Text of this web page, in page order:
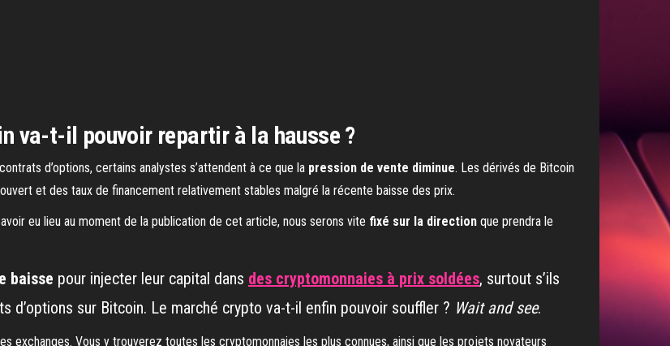
va-t-il pouvoir repartir à la hausse ?
d’options, certains analystes s’attendent à ce que la pression de vente diminue. Les dérivés de Bitcoin
et des taux de financement relativement stables malgré la récente baisse des prix.
eu lieu au moment de la publication de cet article, nous serons vite fixé sur la direction que prendra le
baisse pour injecter leur capital dans des cryptomonnaies à prix soldées, surtout s’ils
d’options sur Bitcoin. Le marché crypto va-t-il enfin pouvoir souffler ? Wait and see.
exchanges. Vous y trouverez toutes les cryptomonnaies les plus connues, ainsi que les projets novateurs